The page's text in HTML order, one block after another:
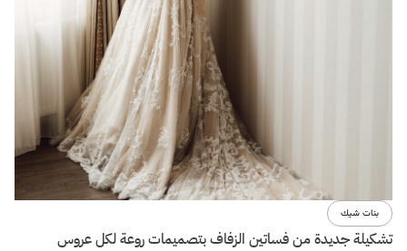
بنات شيك
تشكيلة جديدة من فساتين الزفاف بتصميمات روعة لكل عروس